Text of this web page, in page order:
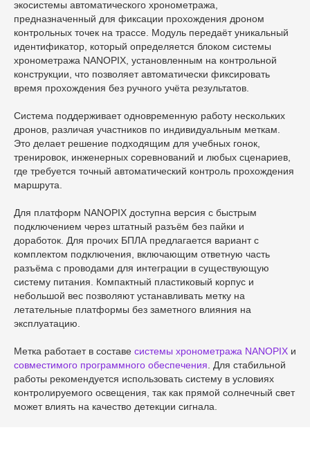
экосистемы автоматического хронометража,
предназначенный для фиксации прохождения дроном
контрольных точек на трассе. Модуль передаёт уникальный
идентификатор, который определяется блоком системы
хронометража NANOPIX, установленным на контрольной
конструкции, что позволяет автоматически фиксировать
время прохождения без ручного учёта результатов.
Система поддерживает одновременную работу нескольких
дронов, различая участников по индивидуальным меткам.
Это делает решение подходящим для учебных гонок,
тренировок, инженерных соревнований и любых сценариев,
где требуется точный автоматический контроль прохождения
маршрута.
Для платформ NANOPIX доступна версия с быстрым
подключением через штатный разъём без пайки и
доработок. Для прочих БПЛА предлагается вариант с
комплектом подключения, включающим ответную часть
разъёма с проводами для интеграции в существующую
систему питания. Компактный пластиковый корпус и
небольшой вес позволяют устанавливать метку на
летательные платформы без заметного влияния на
эксплуатацию.
Метка работает в составе системы хронометража NANOPIX и
совместимого программного обеспечения . Для стабильной
работы рекомендуется использовать систему в условиях
контролируемого освещения, так как прямой солнечный свет
может влиять на качество детекции сигнала.